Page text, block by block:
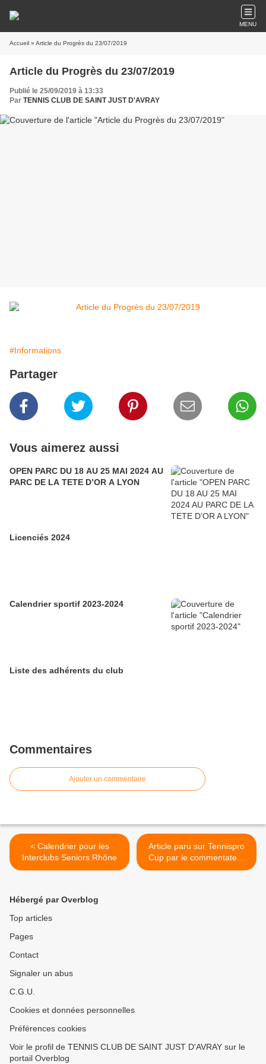
MENU
Accueil » Article du Progrès du 23/07/2019
Article du Progrès du 23/07/2019
Publié le 25/09/2019 à 13:33
Par TENNIS CLUB DE SAINT JUST D'AVRAY
#Informations
Partager
Vous aimerez aussi
OPEN PARC DU 18 AU 25 MAI 2024 AU
PARC DE LA TETE D’OR A LYON
Licenciés 2024
Calendrier sportif 2023-2024
Liste des adhérents du club
Commentaires
Ajouter un commentaire
< Calendrier pour les
Interclubs Seniors Rhône
Article paru sur Tennispro
Cup par le commentateur
officiel de Rolland Garros >
Hébergé par Overblog
Top articles
Pages
Contact
Signaler un abus
C.G.U.
Cookies et données personnelles
Préférences cookies
Voir le profil de TENNIS CLUB DE SAINT JUST D'AVRAY sur le
portail Overblog